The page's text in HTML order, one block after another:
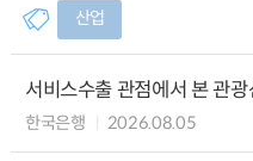
산업
서비스수출 관점에서 본 관
한국은행 2026.08.05